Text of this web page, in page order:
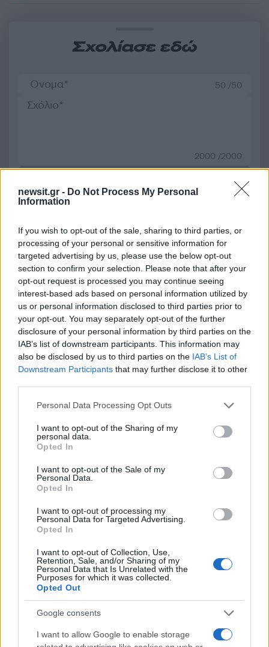
newsit.gr - Do Not Process My Personal
Information
If you wish to opt-out of the sale, sharing to third parties, or
processing of your personal or sensitive information for
targeted advertising by us, please use the below opt-out
section to confirm your selection. Please note that after your
opt-out request is processed you may continue seeing
interest-based ads based on personal information utilized by
us or personal information disclosed to third parties prior to
your opt-out. You may separately opt-out of the further
disclosure of your personal information by third parties on the
IAB’s list of downstream participants. This information may
also be disclosed by us to third parties on the IAB’s List of
Downstream Participants that may further disclose it to other
Please note that this website/app uses one or more Google
not limited to your visit or usage behaviour. You may click to
grant or deny consent to Google and its third-party tags to
use your data for below specified purposes in below Google
consent section.
Personal Data Processing Opt Outs
I want to opt-out of the Sharing of my
personal data.
Opted In
I want to opt-out of the Sale of my
Personal Data.
Opted In
I want to opt-out of processing my
Personal Data for Targeted Advertising.
Opted In
I want to opt-out of Collection, Use,
Retention, Sale, and/or Sharing of my
Personal Data that Is Unrelated with the
Purposes for which it was collected.
Opted Out
Google consents
I want to allow Google to enable storage
Σχολίασε εδώ
50 /50
2000 /2000
Όροι Χρήσης. Το site προστατεύεται από reCAPTCHA, ισχύουν
Επιχειρήσεις
ΑΣΦΑΛΙΣΤΙΚΕΣ ΕΤΑΙΡΕΙΕΣ
ΚΡΗΤΗ
Share:
Ακολουθήστε το Νewsit.gr στοGoogle Newsκαι
ενημερωθείτε πρώτοι για όλη την ειδησεογραφία και τα
τελευταία νέα
της ημέρας
Πιο δημοφιλή
Σοκαριστική υπόθεση στην Κρήτη:
Τουρίστας ρωτούσε πόσο να πληρώσει για
να ασελγήσει σε 10χρονο κορίτσι - Το παιδί
Έφυγε από τη ζωή η Χριστίνα Πιτουρά,
πρώην σύζυγος του Βασίλη Χιώτη
Δεν ήταν μόνο η ταχύτητα που οδήγησε
στο τροχαίο στις Σέρρες με νεκρούς μητέρα
και γιο - «Ίσως κάτι απέσπασε την προσοχή
Μυστράς: Αλλαγή στην υπερασπιστική
γραμμή του 55χρονου που έκρυψε τον
νεκρό πατέρα του σε καταψύκτη – Η
αγάπη στους γονείς και η διαφωνία με την
αδερφή του
Ιωάννα Τούνη: Η throwback φωτογραφία
από την Ίμπιζα με τον Δημήτρη
Σπυριδωνίδη